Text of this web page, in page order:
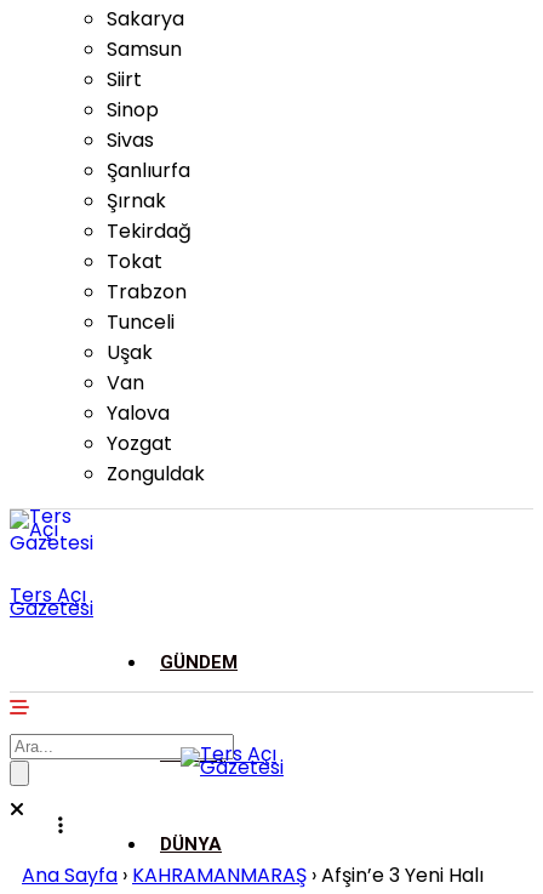
Sakarya
Samsun
Siirt
Sinop
Sivas
Şanlıurfa
Şırnak
Tekirdağ
Tokat
Trabzon
Tunceli
Uşak
Van
Yalova
Yozgat
Zonguldak
Ters Açı
Gazetesi
GÜNDEM
ASAYİŞ
DÜNYA
Ana Sayfa › KAHRAMANMARAŞ ›Afşin’e 3 Yeni Halı